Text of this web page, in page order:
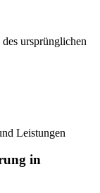
ursprünglichen
Leistungen
in